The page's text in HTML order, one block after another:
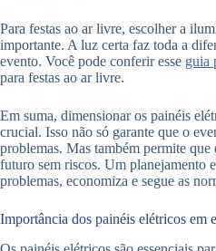
Para festas ao ar livre, escolher a
importante. A luz certa faz toda a
evento. Você pode conferir esse guia
para festas ao ar livre.
Em suma, dimensionar os painéis
crucial. Isso não só garante que o
problemas. Mas também permite que
futuro sem riscos. Um planejamento
problemas, economiza e segue as
Importância dos painéis elétricos em